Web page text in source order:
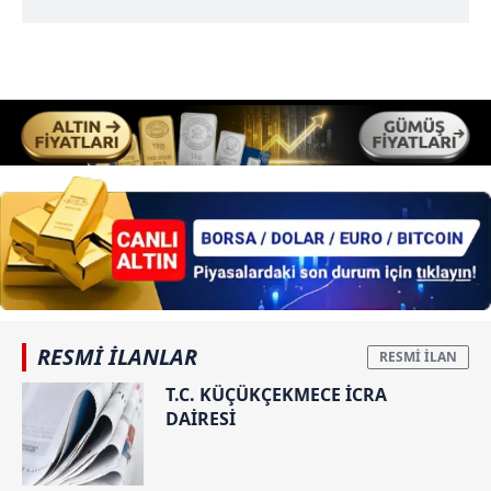
RESMİ İLANLAR
T.C. KÜÇÜKÇEKMECE İCRA
DAİRESİ